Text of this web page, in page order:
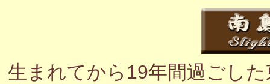
生まれてから19年間過ごし